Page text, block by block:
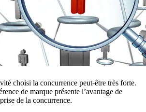
choisi la concurrence peut-être très forte.
de marque présente l’avantage de
de la concurrence.